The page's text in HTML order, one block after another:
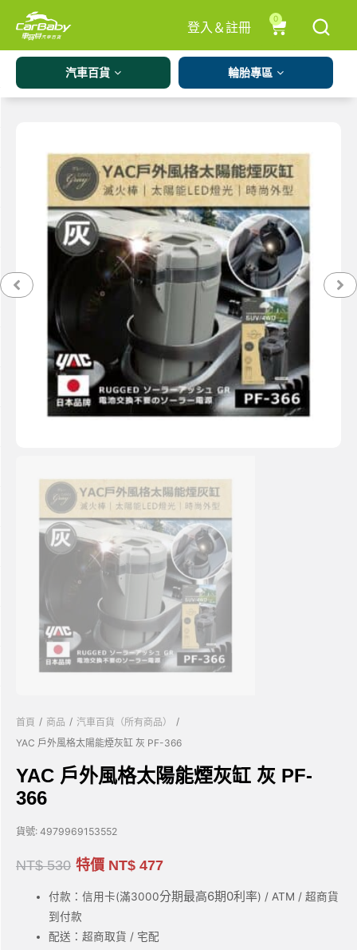
登入＆註冊
0
汽車百貨 輪胎專區
首頁 / 商品 / 汽車百貨（所有商品）
/
YAC 戶外風格太陽能煙灰缸 灰 PF-366
YAC 戶外風格太陽能煙灰缸 灰 PF-
366
貨號: 4979969153552
NT$530 特價 NT$ 477
付款：信用卡(滿3000分期最高6期0利率) / ATM / 超商貨
到付款
配送：超商取貨 / 宅配